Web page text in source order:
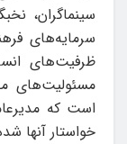
سینماگران،
سرمایه‌های
ظرفیت‌های
مسئولیت‌های
است که
خواستار آنها